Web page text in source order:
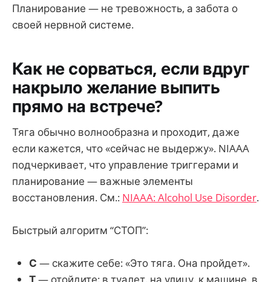
Планирование — не тревожность, а забота о
своей нервной системе.
Как не сорваться, если вдруг
накрыло желание выпить
прямо на встрече?
Тяга обычно волнообразна и проходит, даже
если кажется, что «сейчас не выдержу». NIAAA
подчеркивает, что управление триггерами и
планирование — важные элементы
восстановления. См.: NIAAA: Alcohol Use Disorder.
Быстрый алгоритм “СТОП”:
С — скажите себе: «Это тяга. Она пройдет».